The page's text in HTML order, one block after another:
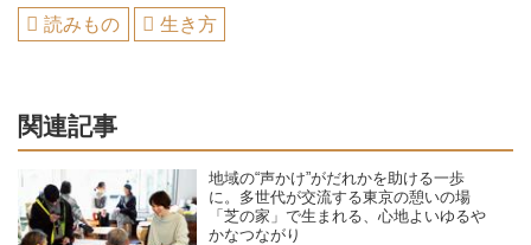
読みもの 生き方
関連記事
地域の“声かけ”がだれかを助ける一歩
に。多世代が交流する東京の憩いの場
「芝の家」で生まれる、心地よいゆるや
かなつながり